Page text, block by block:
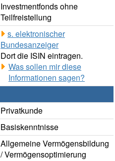
Investmentfonds ohne
Teilfreistellung
s. elektronischer
Bundesanzeiger
Dort die ISIN eintragen.
Was sollen mir diese
Informationen sagen?
Privatkunde
Basiskenntnisse
Allgemeine Vermögensbildung
/ Vermögensoptimierung